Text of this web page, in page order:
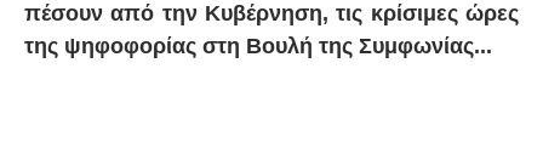
πέσουν από την Κυβέρνηση, τις κρίσιμες ώρες
της ψηφοφορίας στη Βουλή της Συμφωνίας...